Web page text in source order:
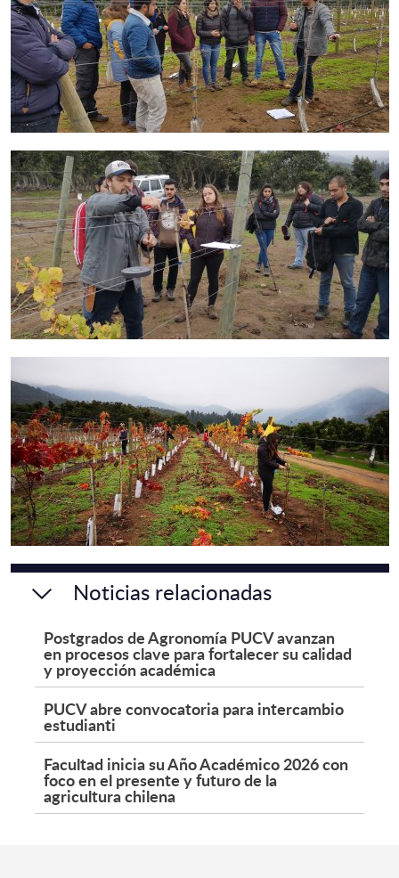
Noticias relacionadas
Postgrados de Agronomía PUCV avanzan
en procesos clave para fortalecer su calidad
y proyección académica
PUCV abre convocatoria para intercambio
estudianti
Facultad inicia su Año Académico 2026 con
foco en el presente y futuro de la
agricultura chilena